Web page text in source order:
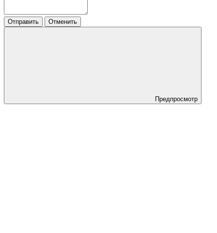
Отправить Отменить
Предпросмотр